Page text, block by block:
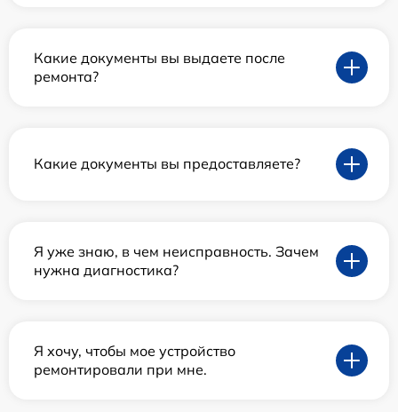
Какие документы вы выдаете после
ремонта?
Какие документы вы предоставляете?
Я уже знаю, в чем неисправность. Зачем
нужна диагностика?
Я хочу, чтобы мое устройство
ремонтировали при мне.